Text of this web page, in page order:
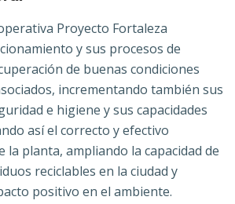
Proyecto Fortaleza
y sus procesos de
de buenas condiciones
incrementando también sus
e higiene y sus capacidades
así el correcto y efectivo
la planta, ampliando la capacidad de
reciclables en la ciudad y
positivo en el ambiente.